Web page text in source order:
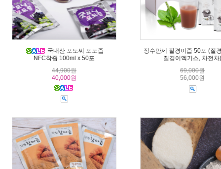
국내산 포도씨 포도즙
NFC착즙 100ml x 50포
44,900원
40,000원
장수만세 질경이즙 50포 (질
질경이엑기스, 차전차)
69,000원
56,000원